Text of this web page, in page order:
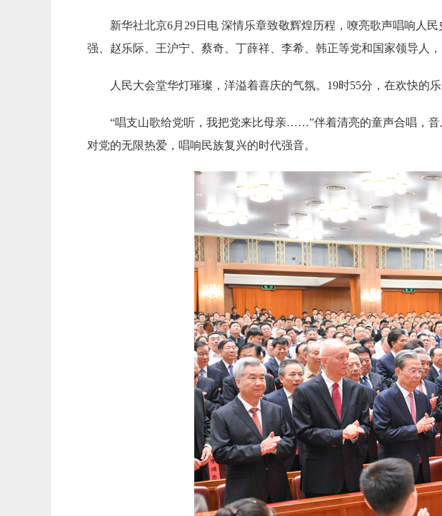
新华社北京6月29日电 深情乐章致敬辉煌历程，嘹亮歌声唱响人
强、赵乐际、王沪宁、蔡奇、丁薛祥、李希、韩正等党和国家领导人
人民大会堂华灯璀璨，洋溢着喜庆的气氛。19时55分，在欢快的
“唱支山歌给党听，我把党来比母亲……”伴着清亮的童声合唱，
对党的无限热爱，唱响民族复兴的时代强音。